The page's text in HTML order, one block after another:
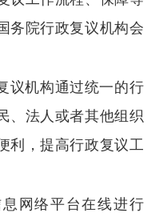
务院行政复议机构会
议机构通过统一的行
、法人或者其他组织
利，提高行政复议工
网络平台在线进行